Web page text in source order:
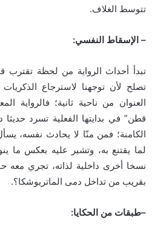
تتوسط الغلاف.
– الإسقاط النفسي:
تبدأ أحداث الرواية من لحظة تقترب
تصلح لأن توجهنا لاسترجاع
العنوان من ناحية ثانية؛ فالرواية
قطن” في بدايتها الفعلية تسرد حديثا
الكامنة؛ فمن منّا لا يحادث نفسه،
لما يقتنع به، وتشير عليه بعكس ما
نسخا أخرى داخلية لذاته، تجري معه
بقريب من تداخل دمى الماتريوشكا؟.
–طبقات من الحكايا: